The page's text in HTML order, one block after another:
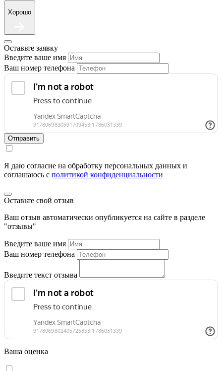
Хорошо
Оставьте заявку
Введите ваше имя
Ваш номер телефона
Отправить
Я даю согласие на обработку персональных данных и
соглашаюсь c политикой конфиденциальности
Оставьте свой отзыв
Ваш отзыв автоматически опубликуется на сайте в разделе
"отзывы"
Введите ваше имя
Ваш номер телефона
Введите текст отзыва
Ваша оценка